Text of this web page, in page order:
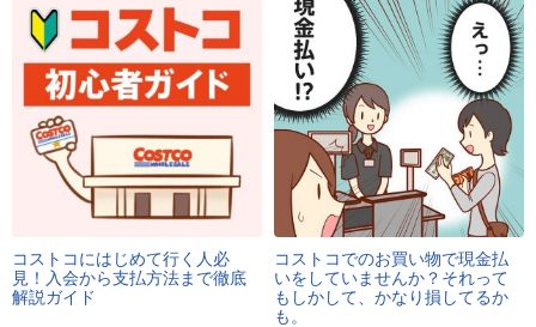
コストコにはじめて行く人必
見！入会から支払方法まで徹底
解説ガイド
コストコでのお買い物で現金払
いをしていませんか？それって
もしかして、かなり損してるか
も。